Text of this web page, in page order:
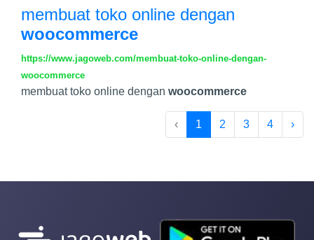
membuat toko online dengan
woocommerce
https://www.jagoweb.com/membuat-toko-online-dengan-
woocommerce
membuat toko online dengan woocommerce
‹ 1 2 3 4 ›